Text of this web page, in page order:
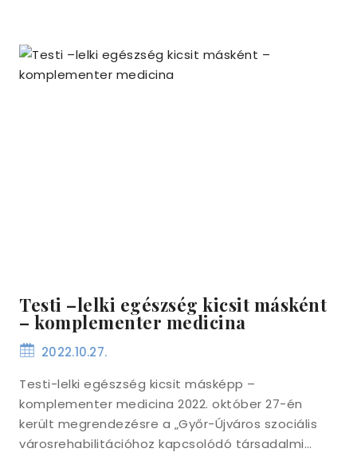
Testi –lelki egészség kicsit másként
– komplementer medicina
2022.10.27.
Testi-lelki egészség kicsit másképp –
komplementer medicina 2022. október 27-én
került megrendezésre a „Győr-Újváros szociális
városrehabilitációhoz kapcsolódó társadalmi…